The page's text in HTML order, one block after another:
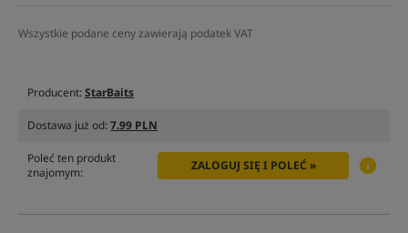
Wszystkie podane ceny zawierają podatek VAT
Producent:StarBaits
Dostawa już od:7.99 PLN
Poleć ten produkt
znajomym:
ZALOGUJ SIĘ I POLEĆ »